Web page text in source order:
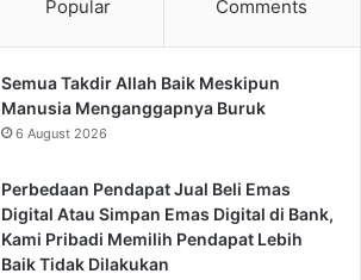
Popular Comments
Semua Takdir Allah Baik Meskipun
Manusia Menganggapnya Buruk
6 August 2026
Perbedaan Pendapat Jual Beli Emas
Digital Atau Simpan Emas Digital di Bank,
Kami Pribadi Memilih Pendapat Lebih
Baik Tidak Dilakukan